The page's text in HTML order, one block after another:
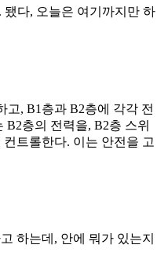
다, 오늘은 여기까지만 하
고, B1층과 B2층에 각각 전
B2층의 전력을, B2층 스위
트롤한다. 이는 안전을 고
하는데, 안에 뭐가 있는지